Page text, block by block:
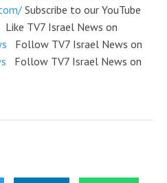
Subscribe to our YouTube
Like TV7 Israel News on
Follow TV7 Israel News on
Follow TV7 Israel News on